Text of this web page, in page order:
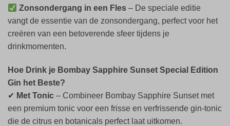
Zonsondergang in een Fles – De speciale editie
vangt de essentie van de zonsondergang, perfect voor het
creëren van een betoverende sfeer tijdens je
drinkmomenten.
Hoe Drink je Bombay Sapphire Sunset Special Edition
Gin het Beste?
✔ Met Tonic – Combineer Bombay Sapphire Sunset met
een premium tonic voor een frisse en verfrissende gin-tonic
die de citrus en botanicals perfect laat uitkomen.